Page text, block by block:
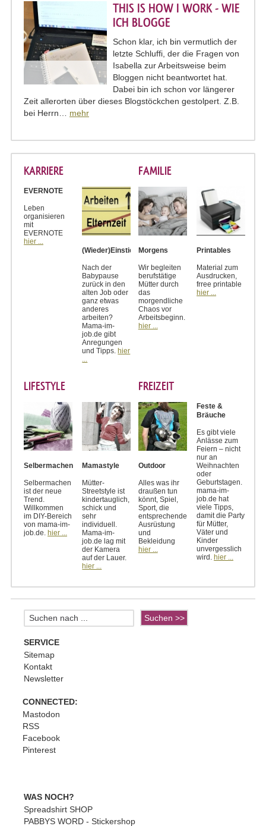
THIS IS HOW I WORK - WIE
ICH BLOGGE
Schon klar, ich bin vermutlich der
letzte Schluffi, der die Fragen von
Isabella zur Arbeitsweise beim
Bloggen nicht beantwortet hat.
Dabei bin ich schon vor längerer
Zeit allerorten über dieses Blogstöckchen gestolpert. Z.B.
bei Herrn… mehr
KARRIERE
EVERNOTE
Leben
organisieren
mit
EVERNOTE
hier ...
(Wieder)Einstieg
Nach der
Babypause
zurück in den
alten Job oder
ganz etwas
anderes
arbeiten?
Mama-im-
job.de gibt
Anregungen
und Tipps. hier
...
FAMILIE
Morgens
Wir begleiten
berufstätige
Mütter durch
das
morgendliche
Chaos vor
Arbeitsbeginn.
hier ...
Printables
Material zum
Ausdrucken,
frree printable
hier ...
LIFESTYLE
Selbermachen
Selbermachen
ist der neue
Trend.
Willkommen
im DIY-Bereich
von mama-im-
job.de. hier ...
Mamastyle
Mütter-
Streetstyle ist
kindertauglich,
schick und
sehr
individuell.
Mama-im-
job.de lag mit
der Kamera
auf der Lauer.
hier ...
FREIZEIT
Outdoor
Alles was ihr
draußen tun
könnt, Spiel,
Sport, die
entsprechende
Ausrüstung
und
Bekleidung
hier ...
Feste &
Bräuche
Es gibt viele
Anlässe zum
Feiern – nicht
nur an
Weihnachten
oder
Geburtstagen.
mama-im-
job.de hat
viele Tipps,
damit die Party
für Mütter,
Väter und
Kinder
unvergesslich
wird. hier ...
SERVICE
Sitemap
Kontakt
Newsletter
CONNECTED:
Mastodon
RSS
Facebook
Pinterest
WAS NOCH?
Spreadshirt SHOP
PABBYS WORD - Stickershop